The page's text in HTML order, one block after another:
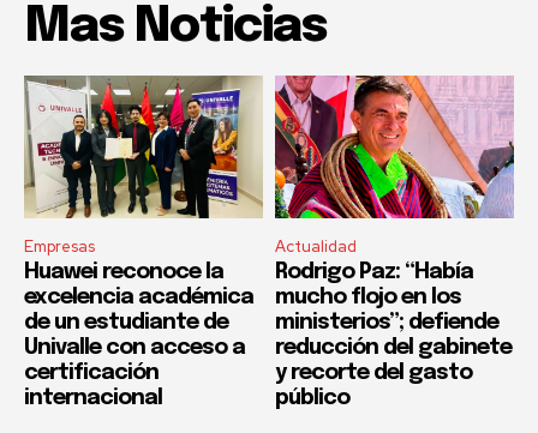
Mas Noticias
Empresas
Huawei reconoce la
excelencia académica
de un estudiante de
Univalle con acceso a
certificación
internacional
Actualidad
Rodrigo Paz: “Había
mucho flojo en los
ministerios”; defiende
reducción del gabinete
y recorte del gasto
público